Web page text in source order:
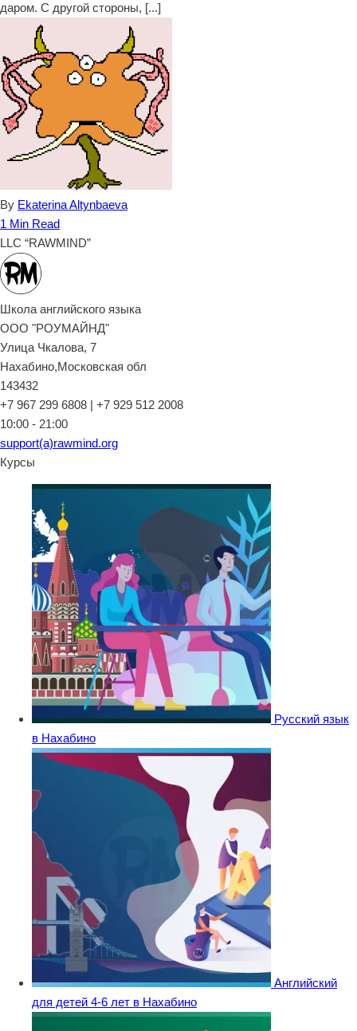
даром. С другой стороны, [...]
By Ekaterina Altynbaeva
1 Min Read
LLC “RAWMIND”
Школа английского языка
ООО "РОУМАЙНД"
Улица Чкалова, 7
Нахабино,Московская обл
143432
+7 967 299 6808 | +7 929 512 2008
10:00 - 21:00
support(a)rawmind.org
Курсы
Русский язык
в Нахабино
Английский
для детей 4-6 лет в Нахабино